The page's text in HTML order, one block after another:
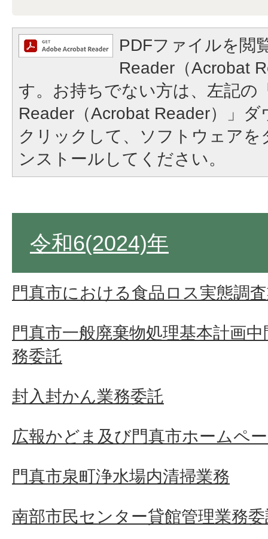
PDFファイルを閲
Reader（Acrobat
す。お持ちでない方は、左記の
Reader（Acrobat Reader）」
クリックして、ソフトウェア
ンストールしてください。
令和6(2024)年
門真市における食品ロス実態調
門真市一般廃棄物処理基本計画
務委託
封入封かん業務委託
広報かどま及び門真市ホームペ
門真市泉町浄水場内清掃業務
南部市民センター貸館管理業務